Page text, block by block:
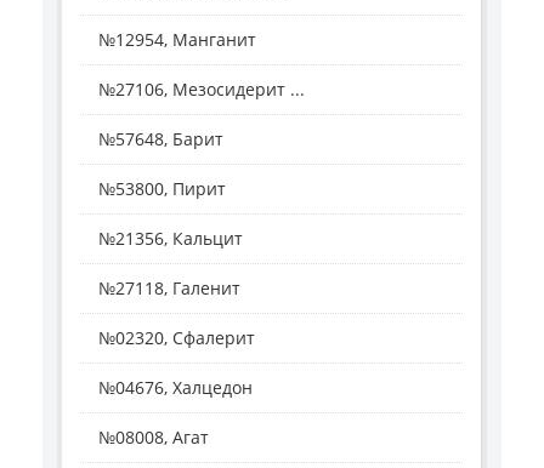
№12954, Манганит
№27106, Мезосидерит ...
№57648, Барит
№53800, Пирит
№21356, Кальцит
№27118, Галенит
№02320, Сфалерит
№04676, Халцедон
№08008, Агат